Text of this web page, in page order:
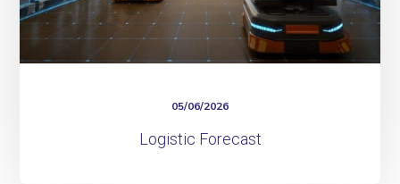
05/06/2026
Logistic Forecast